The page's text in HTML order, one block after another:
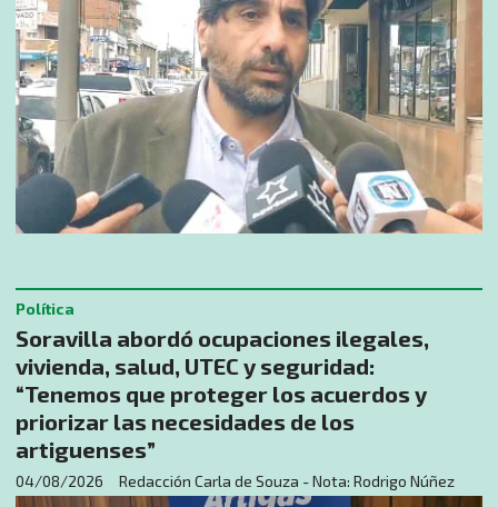
Soravilla abordó ocupaciones ilegales,
vivienda, salud, UTEC y seguridad:
“Tenemos que proteger los acuerdos y
priorizar las necesidades de los
artiguenses”
Redacción Carla de Souza - Nota: Rodrigo Núñez
Política
04/08/2026